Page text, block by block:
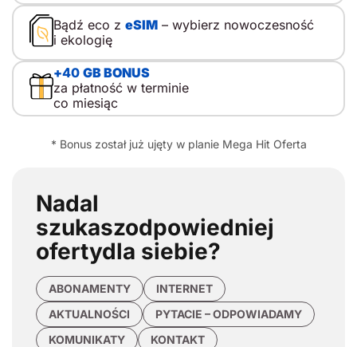
Bądź eco z eSIM– wybierz nowoczesność
i ekologię
+40 GB BONUS
za płatność w terminie
co miesiąc
* Bonus został już ujęty w planie Mega Hit Oferta
Nadal
szukaszodpowiedniej
ofertydla siebie?
ABONAMENTY
INTERNET
AKTUALNOŚCI
PYTACIE – ODPOWIADAMY
KOMUNIKATY
KONTAKT